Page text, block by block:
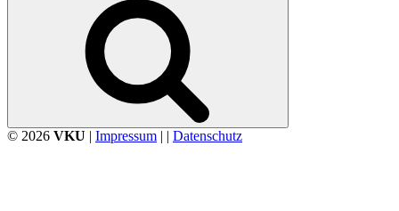
© 2026 VKU | Impressum | | Datenschutz